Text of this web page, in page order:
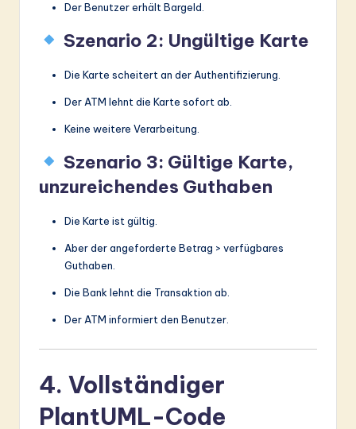
Der Benutzer erhält Bargeld.
Szenario 2: Ungültige Karte
Die Karte scheitert an der Authentifizierung.
Der ATM lehnt die Karte sofort ab.
Keine weitere Verarbeitung.
Szenario 3: Gültige Karte,
unzureichendes Guthaben
Die Karte ist gültig.
Aber der angeforderte Betrag > verfügbares
Guthaben.
Die Bank lehnt die Transaktion ab.
Der ATM informiert den Benutzer.
4. Vollständiger
PlantUML-Code